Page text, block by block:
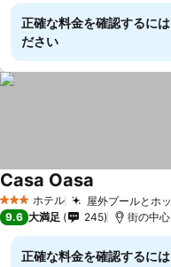
正確な料金を確認するに
ださい
3 ホテルのランク
ホテル 屋外プールとホ
Casa Oasa
9.6 大満足 245 街の中
正確な料金を確認するに